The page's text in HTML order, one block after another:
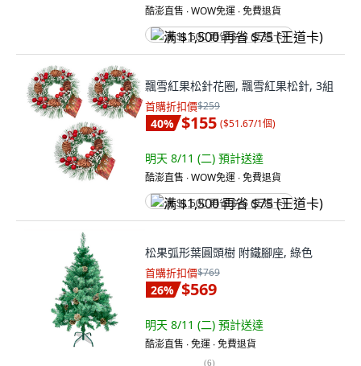
酷澎直售 ∙ WOW免運 ∙ 免費退貨
满 $1,500 再省 $75 (王道卡)
飄雪紅果松針花圈, 飄雪紅果松針, 3組
首購折扣價$259
40% $155 ($51.67/1個)
明天 8/11 (二) 預計送達
酷澎直售 ∙ WOW免運 ∙ 免費退貨
满 $1,500 再省 $75 (王道卡)
松果弧形葉圓頭樹 附鐵腳座, 綠色
首購折扣價$769
26% $569
明天 8/11 (二) 預計送達
酷澎直售 ∙ 免運 ∙ 免費退貨
(6)